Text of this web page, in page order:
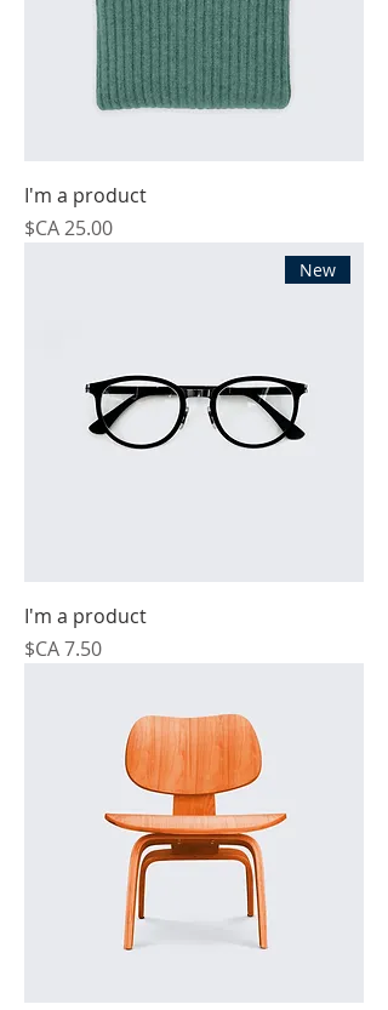
I'm a product
السعر
New
I'm a product
السعر